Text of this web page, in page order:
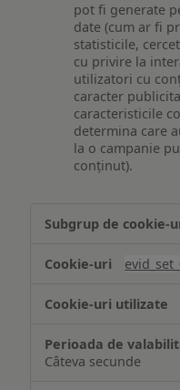
pot fi generate
date (cum ar fi
statisticile,
cu privire la
utilizatori cu
caracter
caracteristicile
determina care
la o campanie
conținut).
Câteva secunde